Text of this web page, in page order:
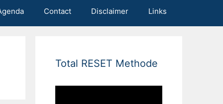
Contact Disclaimer Links
Total RESET Methode